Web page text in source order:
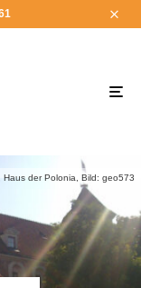
Haus der Polonia, Bild: geo573